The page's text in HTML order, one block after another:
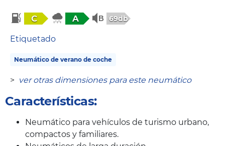
C A 69db
Etiquetado
Neumático de verano de coche
> ver otras dimensiones para este neumático
Características:
Neumático para vehículos de turismo urbano,
compactos y familiares.